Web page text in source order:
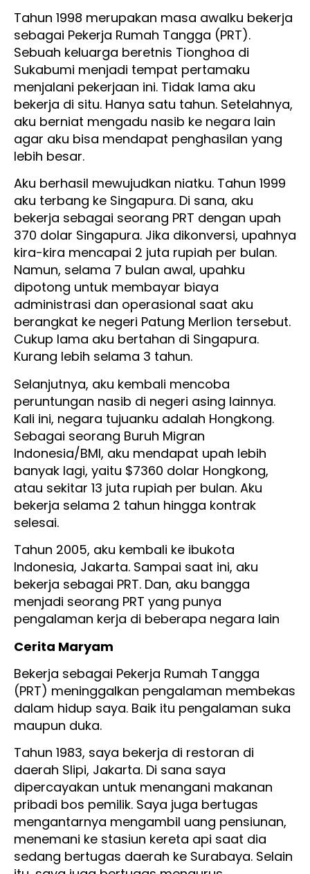
Tahun 1998 merupakan masa awalku bekerja
sebagai Pekerja Rumah Tangga (PRT).
Sebuah keluarga beretnis Tionghoa di
Sukabumi menjadi tempat pertamaku
menjalani pekerjaan ini. Tidak lama aku
bekerja di situ. Hanya satu tahun. Setelahnya,
aku berniat mengadu nasib ke negara lain
agar aku bisa mendapat penghasilan yang
lebih besar.
Aku berhasil mewujudkan niatku. Tahun 1999
aku terbang ke Singapura. Di sana, aku
bekerja sebagai seorang PRT dengan upah
370 dolar Singapura. Jika dikonversi, upahnya
kira-kira mencapai 2 juta rupiah per bulan.
Namun, selama 7 bulan awal, upahku
dipotong untuk membayar biaya
administrasi dan operasional saat aku
berangkat ke negeri Patung Merlion tersebut.
Cukup lama aku bertahan di Singapura.
Kurang lebih selama 3 tahun.
Selanjutnya, aku kembali mencoba
peruntungan nasib di negeri asing lainnya.
Kali ini, negara tujuanku adalah Hongkong.
Sebagai seorang Buruh Migran
Indonesia/BMI, aku mendapat upah lebih
banyak lagi, yaitu $7360 dolar Hongkong,
atau sekitar 13 juta rupiah per bulan. Aku
bekerja selama 2 tahun hingga kontrak
selesai.
Tahun 2005, aku kembali ke ibukota
Indonesia, Jakarta. Sampai saat ini, aku
bekerja sebagai PRT. Dan, aku bangga
menjadi seorang PRT yang punya
pengalaman kerja di beberapa negara lain
Cerita Maryam
Bekerja sebagai Pekerja Rumah Tangga
(PRT) meninggalkan pengalaman membekas
dalam hidup saya. Baik itu pengalaman suka
maupun duka.
Tahun 1983, saya bekerja di restoran di
daerah Slipi, Jakarta. Di sana saya
dipercayakan untuk menangani makanan
pribadi bos pemilik. Saya juga bertugas
mengantarnya mengambil uang pensiunan,
menemani ke stasiun kereta api saat dia
sedang bertugas daerah ke Surabaya. Selain